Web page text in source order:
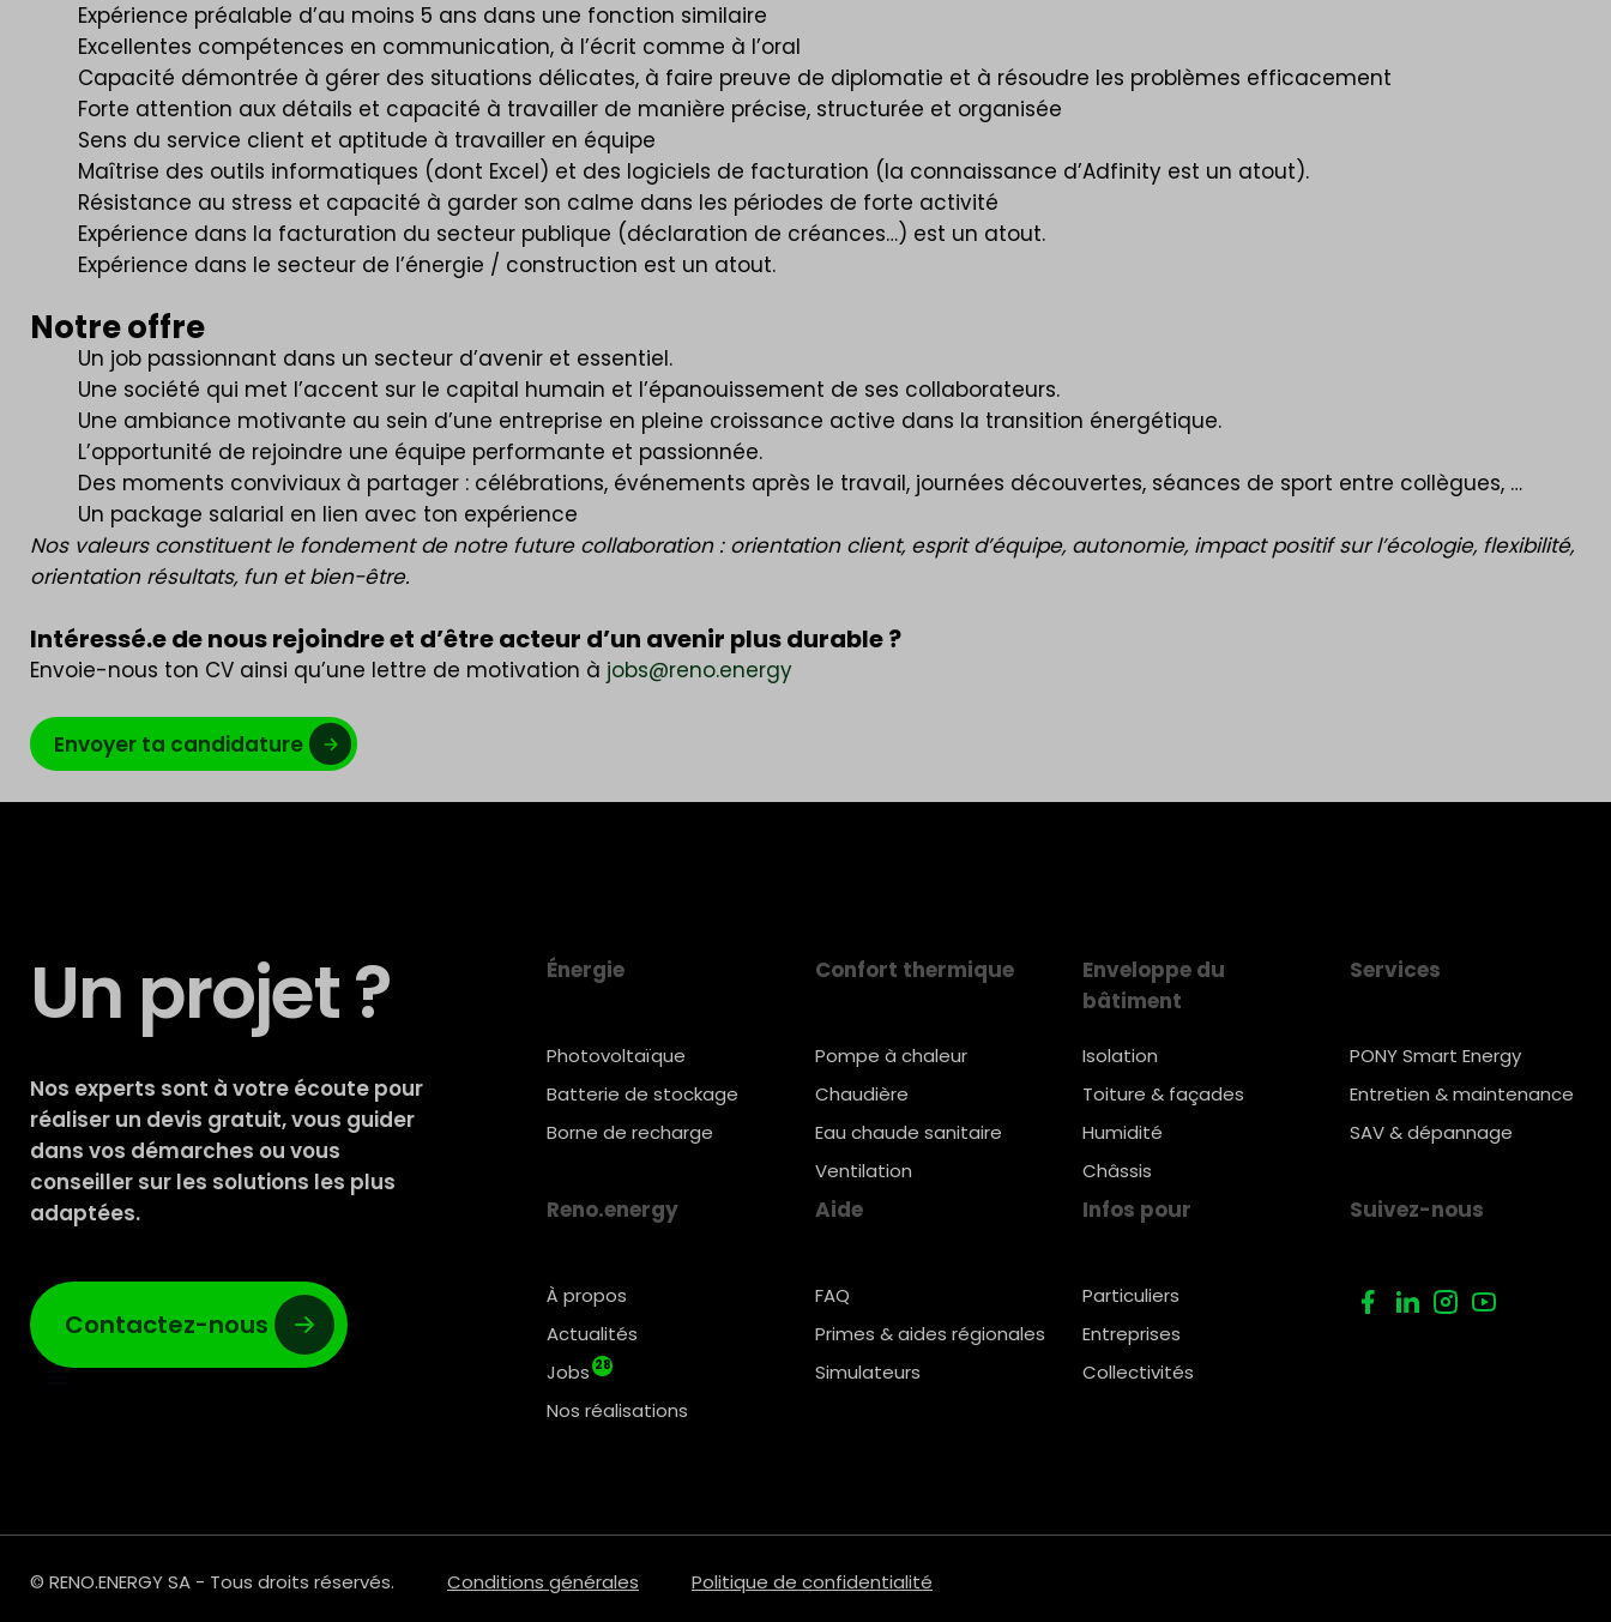
Expérience préalable d’au moins 5 ans dans une fonction similaire
Excellentes compétences en communication, à l’écrit comme à l’oral
Capacité démontrée à gérer des situations délicates, à faire preuve de diplomatie et à résoudre les problèmes efficacement
Forte attention aux détails et capacité à travailler de manière précise, structurée et organisée
Sens du service client et aptitude à travailler en équipe
Maîtrise des outils informatiques (dont Excel) et des logiciels de facturation (la connaissance d’Adfinity est un atout).
Résistance au stress et capacité à garder son calme dans les périodes de forte activité
Expérience dans la facturation du secteur publique (déclaration de créances…) est un atout.
Expérience dans le secteur de l’énergie / construction est un atout.
Notre offre
Un job passionnant dans un secteur d’avenir et essentiel.
Une société qui met l’accent sur le capital humain et l’épanouissement de ses collaborateurs.
Une ambiance motivante au sein d’une entreprise en pleine croissance active dans la transition énergétique.
L’opportunité de rejoindre une équipe performante et passionnée.
Des moments conviviaux à partager : célébrations, événements après le travail, journées découvertes, séances de sport entre collègues, …
Un package salarial en lien avec ton expérience
Nos valeurs constituent le fondement de notre future collaboration : orientation client, esprit d’équipe, autonomie, impact positif sur l’écologie, flexibilité,
orientation résultats, fun et bien-être.
Intéressé.e de nous rejoindre et d’être acteur d’un avenir plus durable ?
Envoie-nous ton CV ainsi qu’une lettre de motivation à jobs@reno.energy
Envoyer ta candidature
Un projet ?
Nos experts sont à votre écoute pour
réaliser un devis gratuit, vous guider
dans vos démarches ou vous
conseiller sur les solutions les plus
adaptées.
Contactez-nous
Énergie
Photovoltaïque
Batterie de stockage
Borne de recharge
Confort thermique
Pompe à chaleur
Chaudière
Eau chaude sanitaire
Ventilation
Enveloppe du
bâtiment
Isolation
Toiture & façades
Humidité
Châssis
Services
PONY Smart Energy
Entretien & maintenance
SAV & dépannage
Reno.energy
À propos
Actualités
Jobs 28
Nos réalisations
Aide
FAQ
Primes & aides régionales
Simulateurs
Infos pour
Particuliers
Entreprises
Collectivités
Suivez-nous
© RENO.ENERGY SA - Tous droits réservés. Conditions générales Politique de confidentialité